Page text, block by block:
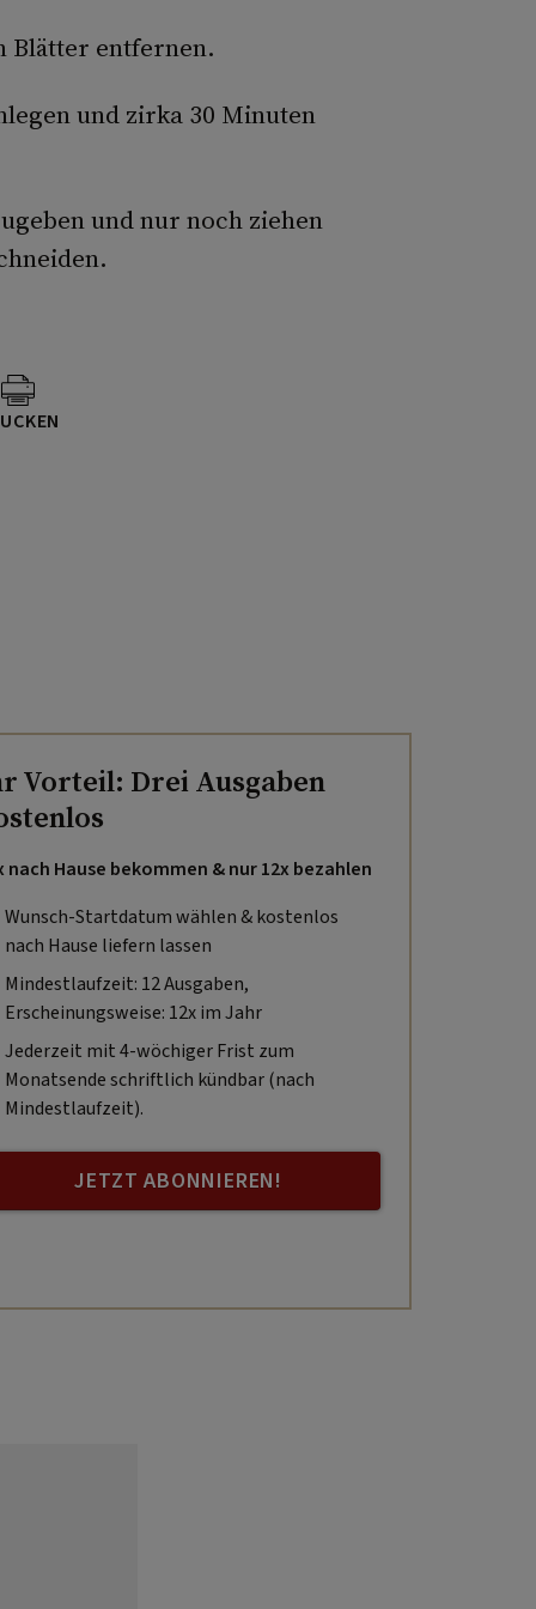
Blätter entfernen.
und zirka 30 Minuten
und nur noch ziehen
Vorteil: Drei Ausgaben
nach Hause bekommen & nur 12x bezahlen
Wunsch-Startdatum wählen & kostenlos
nach Hause liefern lassen
Mindestlaufzeit: 12 Ausgaben,
Erscheinungsweise: 12x im Jahr
Jederzeit mit 4-wöchiger Frist zum
Monatsende schriftlich kündbar (nach
Mindestlaufzeit).
JETZT ABONNIEREN!